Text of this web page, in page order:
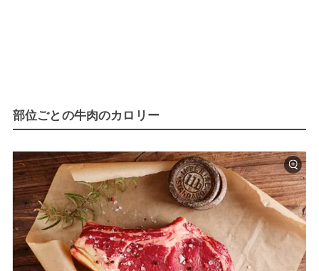
部位ごとの牛肉のカロリー